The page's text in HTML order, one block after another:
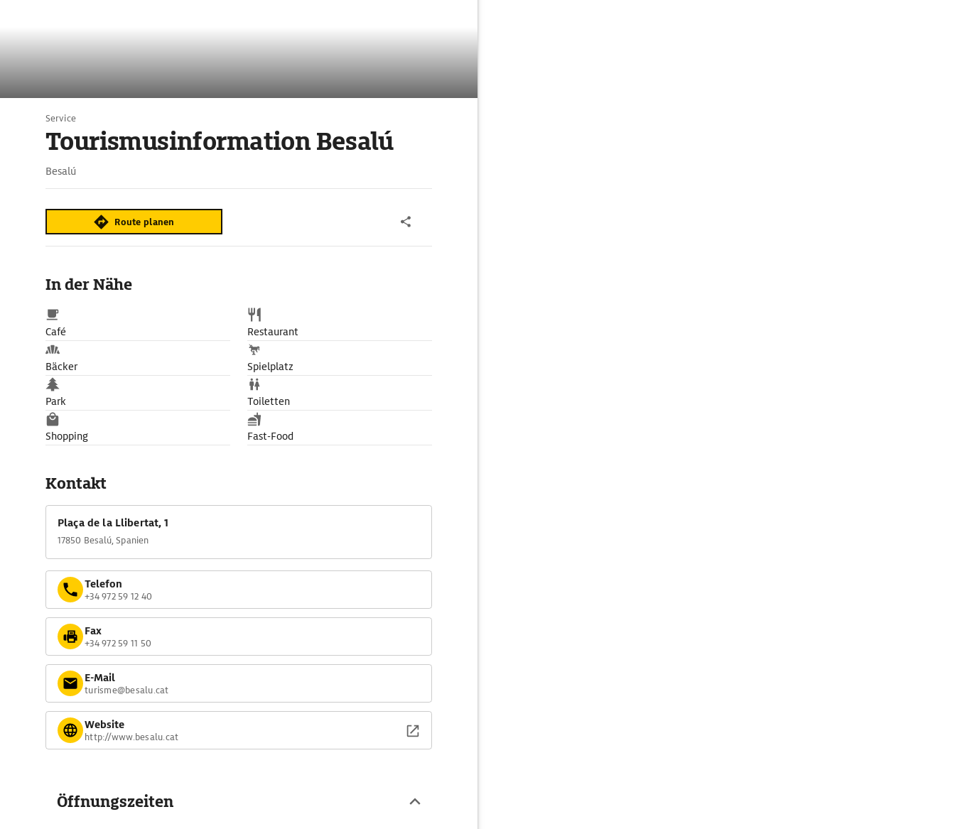
Service
Tourismusinformation Besalú
Besalú
Route planen
In der Nähe
Café Restaurant
Bäcker Spielplatz
Park Toiletten
Shopping Fast-Food
Kontakt
Plaça de la Llibertat, 1
17850 Besalú, Spanien
Telefon
+34 972 59 12 40
Fax
+34 972 59 11 50
E-Mail
turisme@besalu.cat
Website
http://www.besalu.cat
Öffnungszeiten